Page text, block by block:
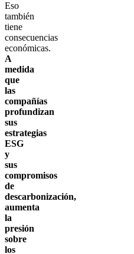
Eso
también
tiene
consecuencias
económicas.
A
medida
que
las
compañías
profundizan
sus
estrategias
ESG
y
sus
compromisos
de
descarbonización,
aumenta
la
presión
sobre
los